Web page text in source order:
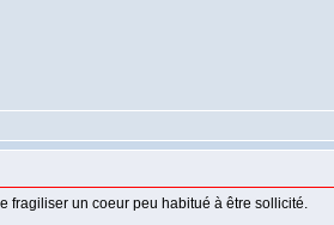
fragiliser un coeur peu habitué à être sollicité.